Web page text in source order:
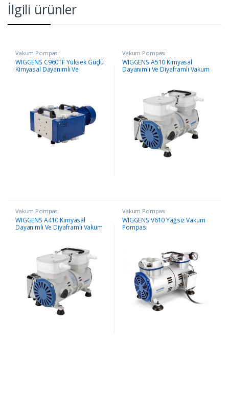
İlgili ürünler
Vakum Pompası
WIGGENS C960TF Yüksek Güçlü
Kimyasal Dayanımlı Ve
Vakum Pompası
WIGGENS A510 Kimyasal
Dayanımlı Ve Diyaframlı Vakum
Vakum Pompası
WIGGENS A410 Kimyasal
Dayanımlı Ve Diyaframlı Vakum
Vakum Pompası
WIGGENS V610 Yağsız Vakum
Pompası